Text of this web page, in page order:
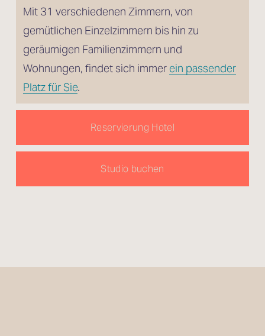
Mit 31 verschiedenen Zimmern, von
gemütlichen Einzelzimmern bis hin zu
geräumigen Familienzimmern und
Wohnungen, findet sich immer ein passender
Platz für Sie.
Reservierung Hotel
Studio buchen